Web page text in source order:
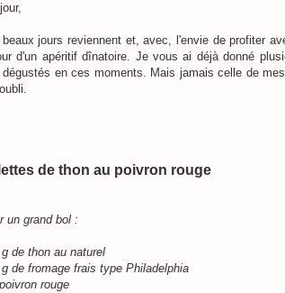
beaux jours reviennent et, avec, l'envie de profiter
d'un apéritif dînatoire. Je vous ai déjà donné
dégustés en ces moments. Mais jamais celle de
de thon au poivron rouge
un grand bol :
de thon au naturel
de fromage frais type Philadelphia
rouge